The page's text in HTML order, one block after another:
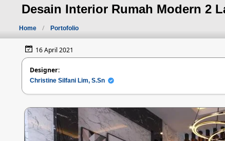
Desain Interior Rumah Modern 2
Home Portofolio
16 April 2021
Designer:
Christine Silfani Lim, S.Sn